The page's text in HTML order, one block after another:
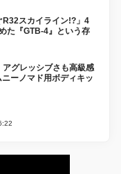
R32スカイライン!?」4
た『GTB-4』という存
アグレッシブさも高級感
ーノマド用ボディキッ